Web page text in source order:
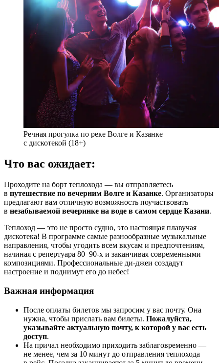
Речная прогулка по реке Волге и Казанке
с дискотекой (18+)
Что вас ожидает:
Проходите на борт теплохода — вы отправляетесь
в путешествие по вечерним Волге и Казанке. Организаторы
предлагают вам отличную возможность поучаствовать
в незабываемой вечеринке на воде в самом сердце Казани.
Теплоход — это не просто судно, это настоящая плавучая
дискотека! В программе самые разнообразные музыкальные
направления, чтобы угодить всем вкусам и предпочтениям,
начиная с репертуара 80–90-х и заканчивая современными
композициями. Профессиональные ди-джеи создадут
настроение и поднимут его до небес!
Важная информация
После оплаты билетов мы запросим у вас почту. Она
нужна, чтобы прислать вам билеты. Пожалуйста,
указывайте актуальную почту, к которой у вас есть
доступ.
На причал необходимо приходить заблаговременно —
не менее, чем за 10 минут до отправления теплохода